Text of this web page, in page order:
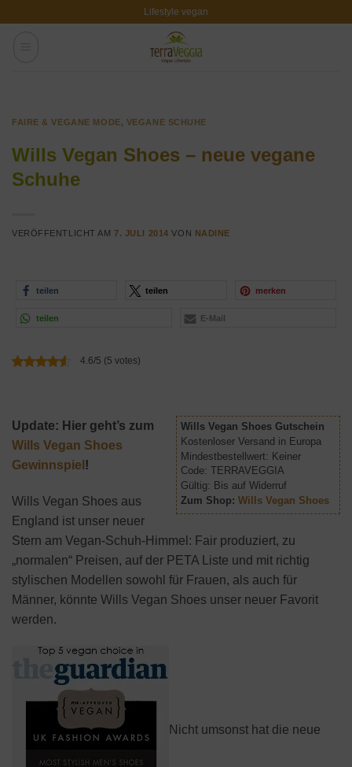
Lifestyle vegan
FAIRE & VEGANE MODE, VEGANE SCHUHE
Wills Vegan Shoes – neue vegane
Schuhe
VERÖFFENTLICHT AM7. JULI 2014 VON NADINE
teilen teilen merken
teilen E-Mail
4.6/5 (5 votes)
Wills Vegan Shoes Gutschein
Kostenloser Versand in Europa
Mindestbestellwert: Keiner
Code: TERRAVEGGIA
Gültig: Bis auf Widerruf
Zum Shop: Wills Vegan Shoes
Update: Hier geht’s zum
Wills Vegan Shoes
Gewinnspiel !
Wills Vegan Shoes aus
England ist unser neuer
Stern am Vegan-Schuh-Himmel: Fair produziert, zu
„normalen“ Preisen, auf der PETA Liste und mit richtig
stylischen Modellen sowohl für Frauen, als auch für
Männer, könnte Wills Vegan Shoes unser neuer Favorit
werden.
Nicht umsonst hat die neue